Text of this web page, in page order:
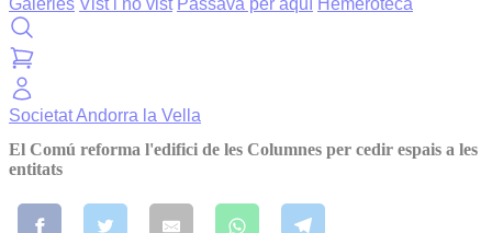
Galeries Vist i no vist Passava per aquí Hemeroteca
SocietatAndorra la Vella
El Comú reforma l'edifici de les Columnes per cedir espais a les
entitats